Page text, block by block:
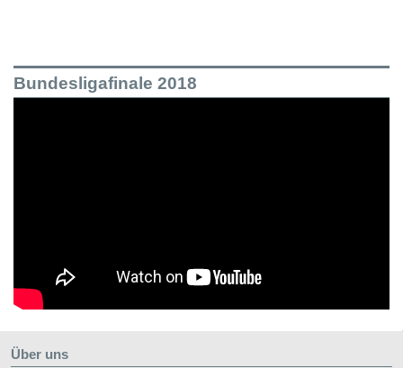
Bundesligafinale 2018
Über uns